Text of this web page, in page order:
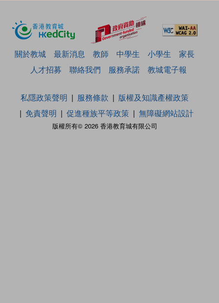
關於教城 最新消息 教師 中學生 小學生
家長
人才招募
聯絡我們 服務承諾 教城電子報
版權所有© 2026 香港教育城有限公司
私隱政策聲明 服務條款
版權及知識產權政策
免責聲明
促進種族平等政策 無障礙網站設計